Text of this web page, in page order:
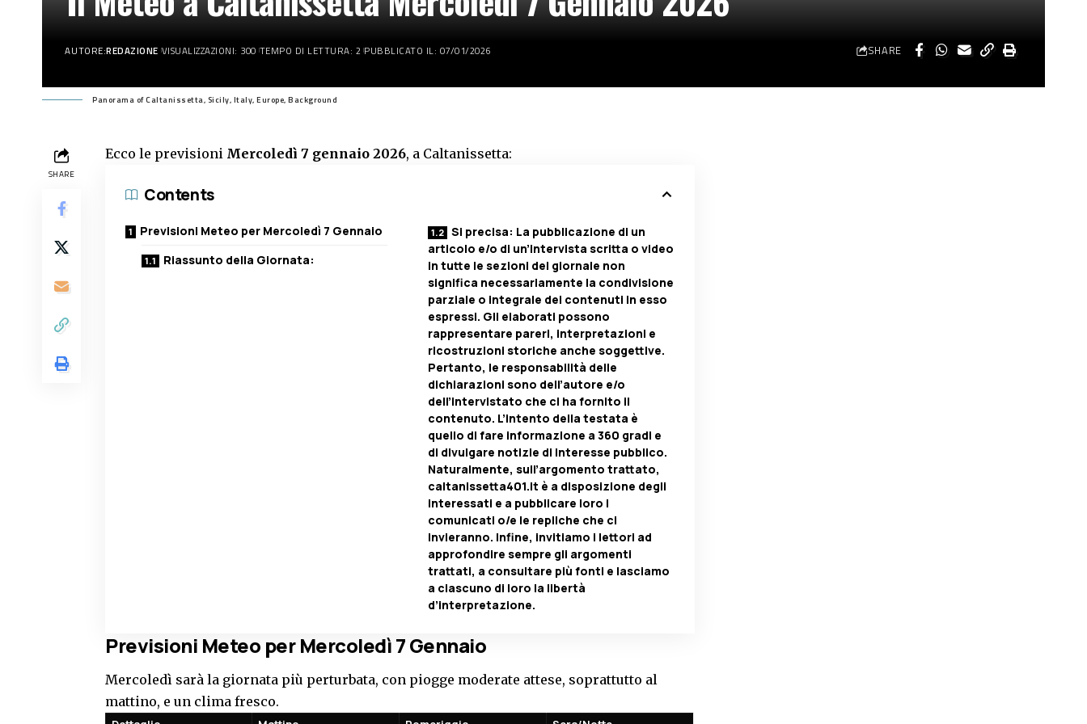
AUTORE:REDAZIONE VISUALIZZAZIONI: 300 TEMPO DI LETTURA: 2 PUBBLICATO IL: 07/01/2026 SHARE
Panorama of Caltanissetta, Sicily, Italy, Europe, Background
SHARE
Ecco le previsioni Mercoledì 7 gennaio 2026, a Caltanissetta:
Contents
Previsioni Meteo per Mercoledì 7 Gennaio
Riassunto della Giornata:
Si precisa: La pubblicazione di un
articolo e/o di un’intervista scritta o video
in tutte le sezioni del giornale non
significa necessariamente la condivisione
parziale o integrale dei contenuti in esso
espressi. Gli elaborati possono
rappresentare pareri, interpretazioni e
ricostruzioni storiche anche soggettive.
Pertanto, le responsabilità delle
dichiarazioni sono dell’autore e/o
dell’intervistato che ci ha fornito il
contenuto. L’intento della testata è
quello di fare informazione a 360 gradi e
di divulgare notizie di interesse pubblico.
Naturalmente, sull’argomento trattato,
caltanissetta401.it è a disposizione degli
interessati e a pubblicare loro i
comunicati o/e le repliche che ci
invieranno. Infine, invitiamo i lettori ad
approfondire sempre gli argomenti
trattati, a consultare più fonti e lasciamo
a ciascuno di loro la libertà
d’interpretazione.
Previsioni Meteo per Mercoledì 7 Gennaio
Mercoledì sarà la giornata più perturbata, con piogge moderate attese, soprattutto al
mattino, e un clima fresco.